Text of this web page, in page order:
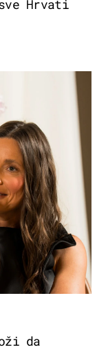
Hrvati
da